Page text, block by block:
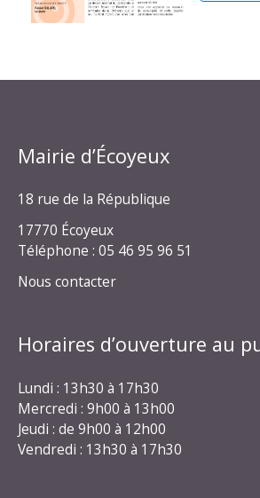
Mairie d’Écoyeux
18 rue de la République
17770 Écoyeux
Téléphone : 05 46 95 96 51
Nous contacter
Horaires d’ouverture au
Lundi : 13h30 à 17h30
Mercredi : 9h00 à 13h00
Jeudi : de 9h00 à 12h00
Vendredi : 13h30 à 17h30